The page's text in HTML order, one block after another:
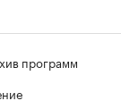
программ